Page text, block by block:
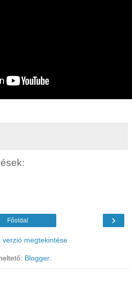
›
Főoldal
verzió megtekintése
Blogger.